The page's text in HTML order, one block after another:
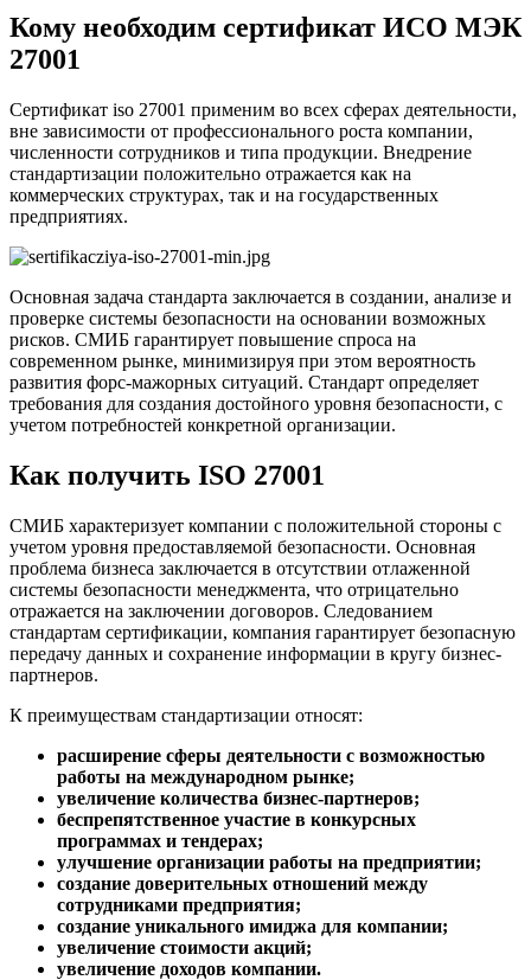
Кому необходим сертификат ИСО МЭК
27001
Сертификат iso 27001 применим во всех сферах деятельности,
вне зависимости от профессионального роста компании,
численности сотрудников и типа продукции. Внедрение
стандартизации положительно отражается как на
коммерческих структурах, так и на государственных
предприятиях.
Основная задача стандарта заключается в создании, анализе и
проверке системы безопасности на основании возможных
рисков. СМИБ гарантирует повышение спроса на
современном рынке, минимизируя при этом вероятность
развития форс-мажорных ситуаций. Стандарт определяет
требования для создания достойного уровня безопасности, с
учетом потребностей конкретной организации.
Как получить ISO 27001
СМИБ характеризует компании с положительной стороны с
учетом уровня предоставляемой безопасности. Основная
проблема бизнеса заключается в отсутствии отлаженной
системы безопасности менеджмента, что отрицательно
отражается на заключении договоров. Следованием
стандартам сертификации, компания гарантирует безопасную
передачу данных и сохранение информации в кругу бизнес-
партнеров.
К преимуществам стандартизации относят:
расширение сферы деятельности с возможностью
работы на международном рынке;
увеличение количества бизнес-партнеров;
беспрепятственное участие в конкурсных
программах и тендерах;
улучшение организации работы на предприятии;
создание доверительных отношений между
сотрудниками предприятия;
создание уникального имиджа для компании;
увеличение стоимости акций;
увеличение доходов компании.